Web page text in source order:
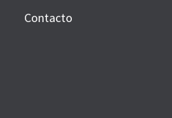
Contacto